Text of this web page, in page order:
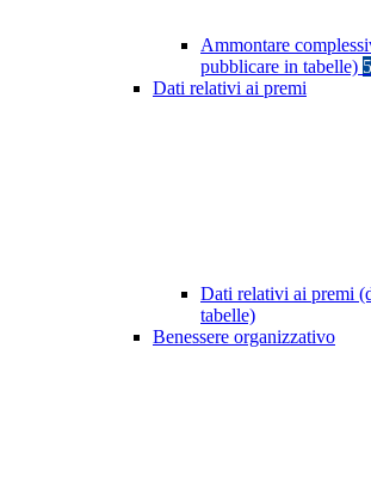
Ammontare
pubblicare in tabelle) 5
Dati relativi ai premi
Dati relativi ai premi
tabelle)
Benessere organizzativo